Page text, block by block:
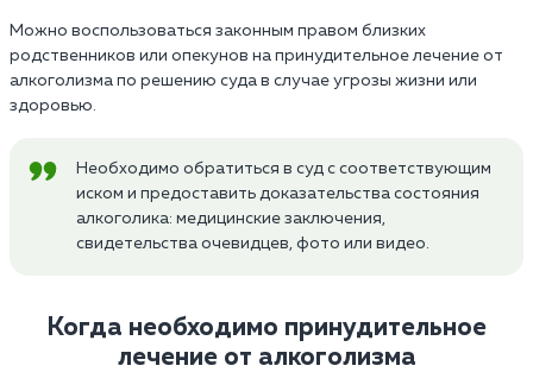
Можно воспользоваться законным правом близких
родственников или опекунов на принудительное лечение от
алкоголизма по решению суда в случае угрозы жизни или
здоровью.
Необходимо обратиться в суд с соответствующим
иском и предоставить доказательства состояния
алкоголика: медицинские заключения,
свидетельства очевидцев, фото или видео.
Когда необходимо принудительное
лечение от алкоголизма